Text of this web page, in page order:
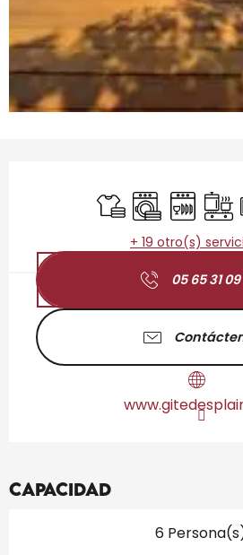
Sábanas y ropa de
LavadoraLavavajillas
+ 19 otro(s)
05 65 31 09
Capacidad
6